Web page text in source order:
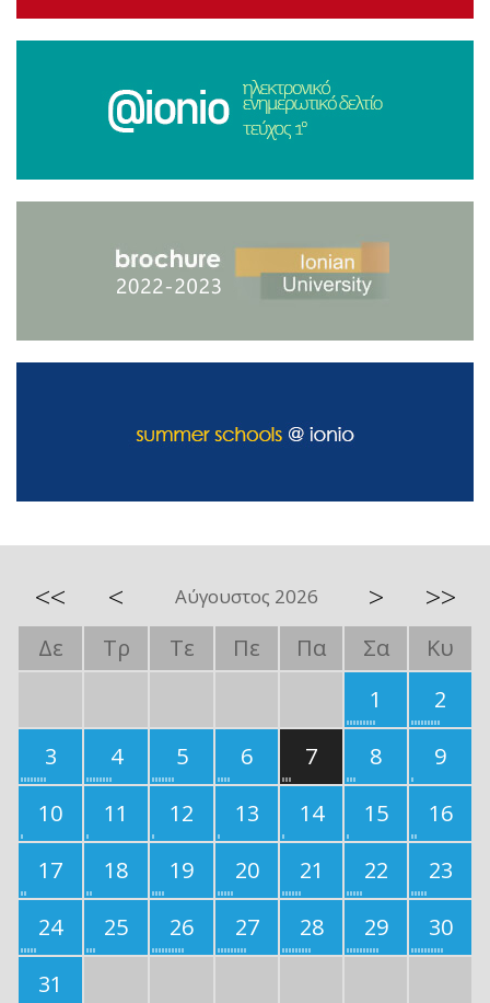
<< < Αύγουστος 2026 > >>
Δε Τρ Τε Πε Πα Σα
Κυ
1
2
3
4 5 6 7 8
9
10
11 12 13 14 15
16
17
18 19 20 21 22
23
24
25 26 27 28 29
30
31